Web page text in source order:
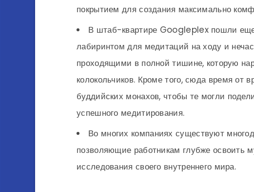
покрытием для создания максимально
В штаб-квартире Googleplex пошли
лабиринтом для медитаций на ходу и
проходящими в полной тишине, которую
колокольчиков. Кроме того, сюда время
буддийских монахов, чтобы те могли
успешного медитирования.
Во многих компаниях существуют
позволяющие работникам глубже освоить
исследования своего внутреннего мира.